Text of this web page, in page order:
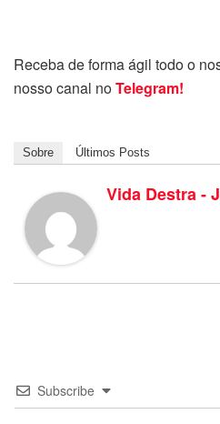
Receba de forma ágil todo o
nosso canal noTelegram!
Sobre Últimos Posts
Vida Destra -
Subscribe